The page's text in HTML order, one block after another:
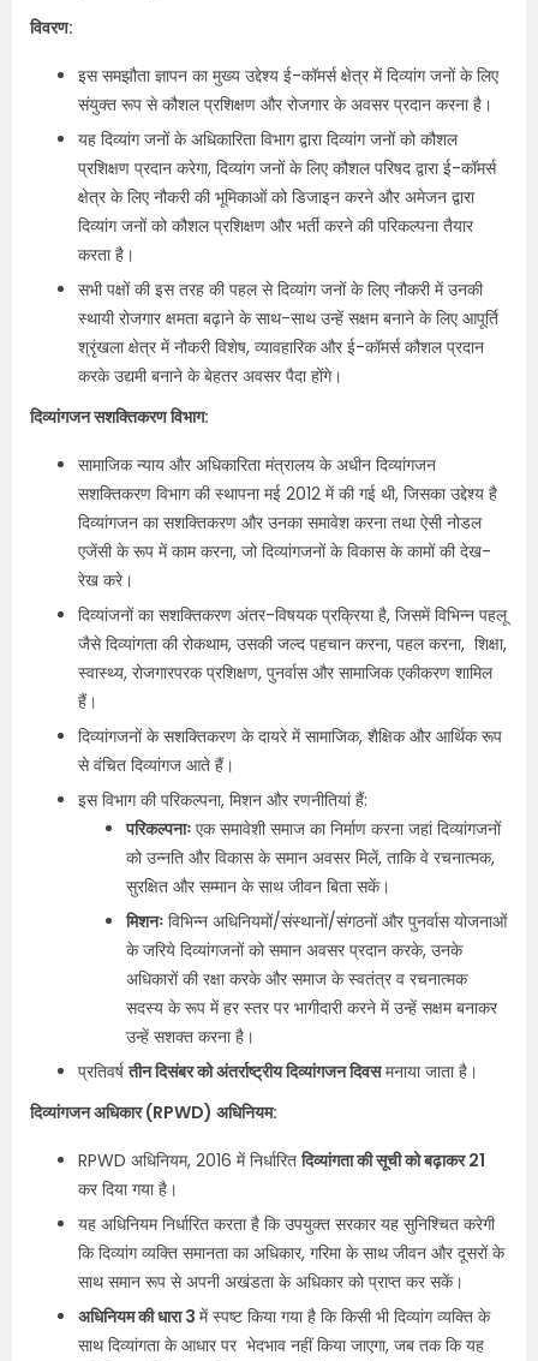
विवरण:
इस समझौता ज्ञापन का मुख्य उद्देश्य ई-कॉमर्स क्षेत्र में दिव्यांग जनों के लिए
संयुक्त रूप से कौशल प्रशिक्षण और रोजगार के अवसर प्रदान करना है।
यह दिव्यांग जनों के अधिकारिता विभाग द्वारा दिव्यांग जनों को कौशल
प्रशिक्षण प्रदान करेगा, दिव्यांग जनों के लिए कौशल परिषद द्वारा ई-कॉमर्स
क्षेत्र के लिए नौकरी की भूमिकाओं को डिजाइन करने और अमेजन द्वारा
दिव्यांग जनों को कौशल प्रशिक्षण और भर्ती करने की परिकल्पना तैयार
करता है।
सभी पक्षों की इस तरह की पहल से दिव्यांग जनों के लिए नौकरी में उनकी
स्थायी रोजगार क्षमता बढ़ाने के साथ-साथ उन्हें सक्षम बनाने के लिए आपूर्ति
श्रृंखला क्षेत्र में नौकरी विशेष, व्यावहारिक और ई-कॉमर्स कौशल प्रदान
करके उद्यमी बनाने के बेहतर अवसर पैदा होंगे।
दिव्यांगजन सशक्तिकरण विभाग:
सामाजिक न्याय और अधिकारिता मंत्रालय के अधीन दिव्यांगजन
सशक्तिकरण विभाग की स्थापना मई 2012 में की गई थी, जिसका उद्देश्य है
दिव्यांगजन का सशक्तिकरण और उनका समावेश करना तथा ऐसी नोडल
एजेंसी के रूप में काम करना, जो दिव्यांगजनों के विकास के कामों की देख-
रेख करे।
दिव्यांजनों का सशक्तिकरण अंतर-विषयक प्रक्रिया है, जिसमें विभिन्न पहलू
जैसे दिव्यांगता की रोकथाम, उसकी जल्द पहचान करना, पहल करना, शिक्षा,
स्वास्थ्य, रोजगारपरक प्रशिक्षण, पुनर्वास और सामाजिक एकीकरण शामिल
हैं।
दिव्यांगजनों के सशक्तिकरण के दायरे में सामाजिक, शैक्षिक और आर्थिक रूप
से वंचित दिव्यांगज आते हैं।
इस विभाग की परिकल्पना, मिशन और रणनीतियां हैं:
परिकल्पनाः एक समावेशी समाज का निर्माण करना जहां दिव्यांगजनों
को उन्नति और विकास के समान अवसर मिलें, ताकि वे रचनात्मक,
सुरक्षित और सम्मान के साथ जीवन बिता सकें।
मिशनः विभिन्न अधिनियमों/संस्थानों/संगठनों और पुनर्वास योजनाओं
के जरिये दिव्यांगजनों को समान अवसर प्रदान करके, उनके
अधिकारों की रक्षा करके और समाज के स्वतंत्र व रचनात्मक
सदस्य के रूप में हर स्तर पर भागीदारी करने में उन्हें सक्षम बनाकर
उन्हें सशक्त करना है।
प्रतिवर्षतीन दिसंबर को अंतर्राष्ट्रीय दिव्यांगजन दिवसमनाया जाता है।
दिव्यांगजन अधिकार (RPWD) अधिनियम:
RPWD अधिनियम, 2016 में निर्धारितदिव्यांगता की सूची को बढ़ाकर 21
कर दिया गया है।
यह अधिनियम निर्धारित करता है कि उपयुक्त सरकार यह सुनिश्चित करेगी
कि दिव्यांग व्यक्ति समानता का अधिकार, गरिमा के साथ जीवन और दूसरों के
साथ समान रूप से अपनी अखंडता के अधिकार को प्राप्त कर सकें।
अधिनियम की धारा 3 में स्पष्ट किया गया है कि किसी भी दिव्यांग व्यक्ति के
साथ दिव्यांगता के आधार पर भेदभाव नहीं किया जाएगा, जब तक कि यह